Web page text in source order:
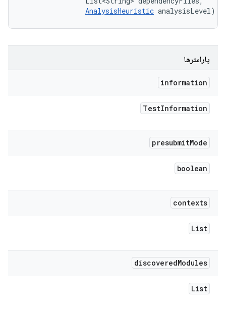
AnalysisHeuristic analysisLevel)
پارامترها
information
TestInformation
presubmitMode
boolean
contexts
List
discoveredModules
List